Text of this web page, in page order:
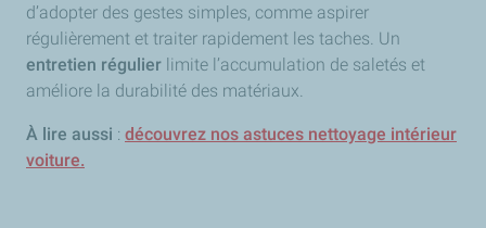
d’adopter des gestes simples, comme aspirer
régulièrement et traiter rapidement les taches. Un
entretien régulier limite l’accumulation de saletés et
améliore la durabilité des matériaux.
À lire aussi : découvrez nos astuces nettoyage intérieur
voiture.